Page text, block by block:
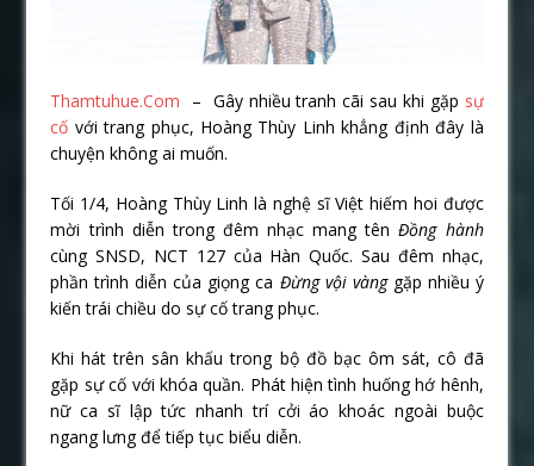
Thamtuhue.Com – Gây nhiều tranh cãi sau khi gặp sự
cố với trang phục, Hoàng Thùy Linh khẳng định đây là
chuyện không ai muốn.
Tối 1/4, Hoàng Thùy Linh là nghệ sĩ Việt hiếm hoi được
mời trình diễn trong đêm nhạc mang tênĐồng hành
cùng SNSD, NCT 127 của Hàn Quốc. Sau đêm nhạc,
phần trình diễn của giọng ca Đừng vội vànggặp nhiều ý
kiến trái chiều do sự cố trang phục.
Khi hát trên sân khấu trong bộ đồ bạc ôm sát, cô đã
gặp sự cố với khóa quần. Phát hiện tình huống hớ hênh,
nữ ca sĩ lập tức nhanh trí cởi áo khoác ngoài buộc
ngang lưng để tiếp tục biểu diễn.